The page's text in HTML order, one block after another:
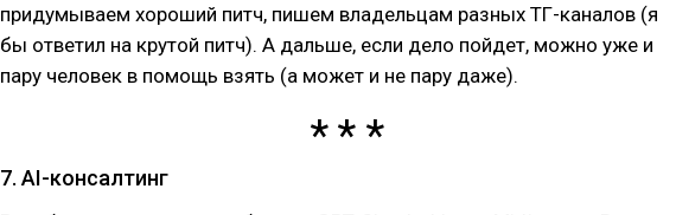
придумываем хороший питч, пишем владельцам разных ТГ-каналов (я
бы ответил на крутой питч). А дальше, если дело пойдет, можно уже и
пару человек в помощь взять (а может и не пару даже).
7. AI-консалтинг